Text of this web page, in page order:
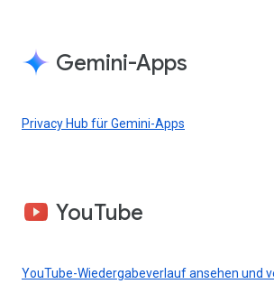
Gemini-Apps
Privacy Hub für Gemini-Apps
YouTube
YouTube-Wiedergabeverlauf ansehen und